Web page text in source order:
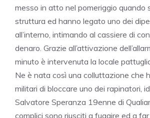
messo in atto nel pomeriggio quando
struttura ed hanno legato uno dei
all’interno, intimando al cassiere di
denaro. Grazie all’attivazione
minuto è intervenuta la locale
Ne è nata così una colluttazione che
militari di bloccare uno dei rapinatori,
Salvatore Speranza 19enne di
complici sono riusciti a fuggire ed a